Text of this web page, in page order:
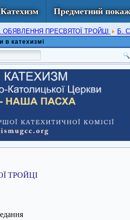
Предметний
I. ОБЯВЛЕННЯ ПРЕСВЯТОЇ ТРОЙЦІ Б.
в катехизмі
ТРОЙЦІ